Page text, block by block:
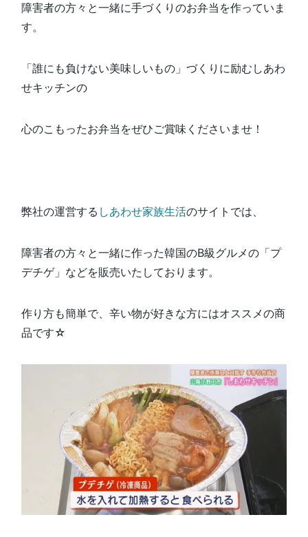
障害者の方々と一緒に手づくりのお弁当を作っていま
す。
「誰にも負けない美味しいもの」づくりに励むしあわ
せキッチンの
心のこもったお弁当をぜひご賞味くださいませ！
弊社の運営する しあわせ家族生活のサイトでは、
障害者の方々と一緒に作った韓国のB級グルメの「プ
デチゲ」などを販売いたしております。
作り方も簡単で、辛い物が好きな方にはオススメの商
品です☆